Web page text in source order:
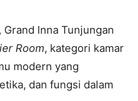
Inna Tunjungan
Room, kategori kamar
modern yang
dan fungsi dalam